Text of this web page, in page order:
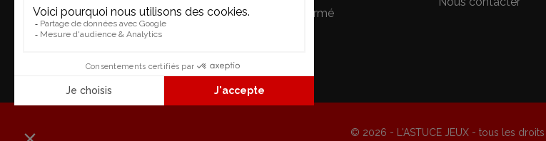
Dimanche: Fermé
© 2026 - L'ASTUCE JEUX - tous les